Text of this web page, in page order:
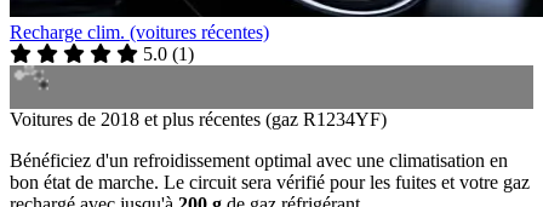
Recharge clim. (voitures récentes)
5.0 (1)
Voitures de 2018 et plus récentes (gaz R1234YF)
Bénéficiez d'un refroidissement optimal avec une climatisation en
bon état de marche. Le circuit sera vérifié pour les fuites et votre gaz